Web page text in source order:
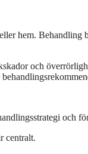
hem.
och
och
centralt.